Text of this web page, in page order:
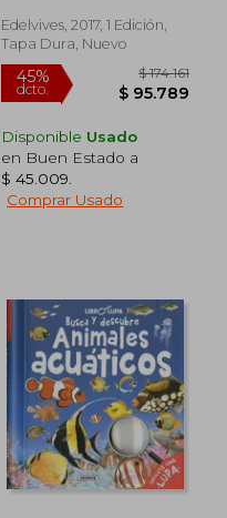
45%
dcto.
Edelvives, 2017, 1 Edición,
Tapa Dura, Nuevo
Disponible Usado
en Buen Estado a
$ 45.009
Comprar Usado